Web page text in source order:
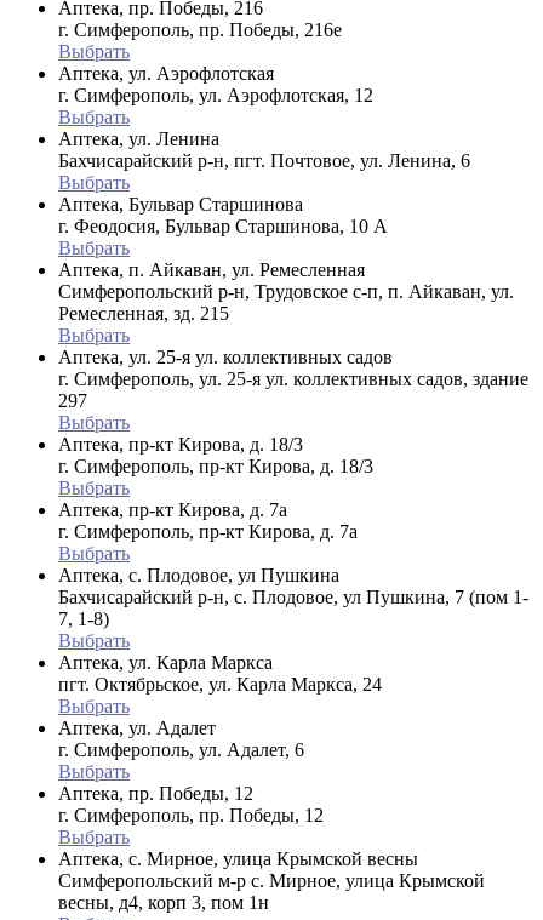
Аптека, пр. Победы, 216
г. Симферополь, пр. Победы, 216е
Выбрать
Аптека, ул. Аэрофлотская
г. Симферополь, ул. Аэрофлотская, 12
Выбрать
Аптека, ул. Ленина
Бахчисарайский р-н, пгт. Почтовое, ул. Ленина, 6
Выбрать
Аптека, Бульвар Старшинова
г. Феодосия, Бульвар Старшинова, 10 А
Выбрать
Аптека, п. Айкаван, ул. Ремесленная
Симферопольский р-н, Трудовское с-п, п. Айкаван, ул.
Ремесленная, зд. 215
Выбрать
Аптека, ул. 25-я ул. коллективных садов
г. Симферополь, ул. 25-я ул. коллективных садов, здание
297
Выбрать
Аптека, пр-кт Кирова, д. 18/3
г. Симферополь, пр-кт Кирова, д. 18/3
Выбрать
Аптека, пр-кт Кирова, д. 7а
г. Симферополь, пр-кт Кирова, д. 7а
Выбрать
Аптека, с. Плодовое, ул Пушкина
Бахчисарайский р-н, с. Плодовое, ул Пушкина, 7 (пом 1-
7, 1-8)
Выбрать
Аптека, ул. Карла Маркса
пгт. Октябрьское, ул. Карла Маркса, 24
Выбрать
Аптека, ул. Адалет
г. Симферополь, ул. Адалет, 6
Выбрать
Аптека, пр. Победы, 12
г. Симферополь, пр. Победы, 12
Выбрать
Аптека, с. Мирное, улица Крымской весны
Симферопольский м-р с. Мирное, улица Крымской
весны, д4, корп 3, пом 1н